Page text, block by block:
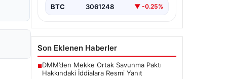
BTC 3061248 ▼ -0.25%
Son Eklenen Haberler
■DMM’den Mekke Ortak Savunma Paktı
Hakkındaki İddialara Resmi Yanıt